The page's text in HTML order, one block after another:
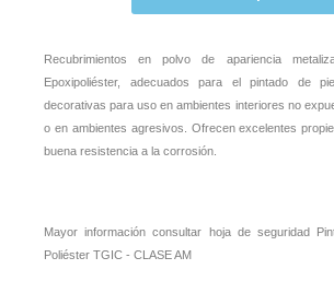
Recubrimientos en polvo de apariencia
Epoxipoliéster, adecuados para el pintado de
decorativas para uso en ambientes interiores no
o en ambientes agresivos. Ofrecen excelentes
buena resistencia a la corrosión.
Mayor información consultar hoja de seguridad
Poliéster TGIC - CLASE AM